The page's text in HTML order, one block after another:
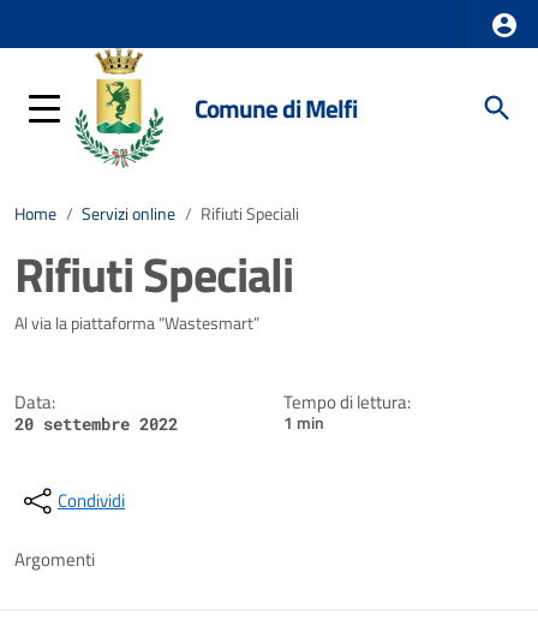
Comune di Melfi
Home / Servizi online / Rifiuti Speciali
Rifiuti Speciali
Dettagli della notizia
Al via la piattaforma “Wastesmart”
Data:
20 settembre 2022
Tempo di lettura:
1 min
Condividi
Argomenti